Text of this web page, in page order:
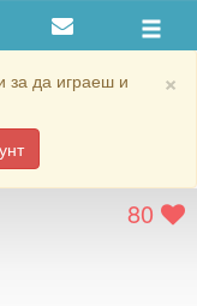
×
за да играеш и
80